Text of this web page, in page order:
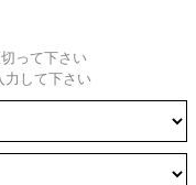
って下さい
力して下さい